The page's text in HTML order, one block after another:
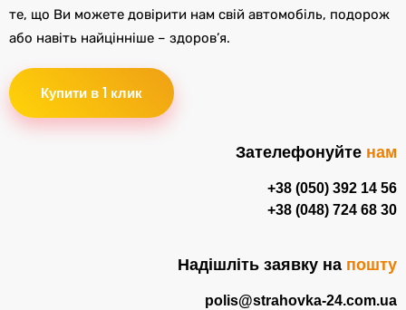
те, що Ви можете довірити нам свій автомобіль, подорож
або навіть найцінніше – здоров’я.
Купити в 1 клик
Зателефонуйте нам
+38 (050) 392 14 56
+38 (048) 724 68 30
Надішліть заявку на пошту
polis@strahovka-24.com.ua